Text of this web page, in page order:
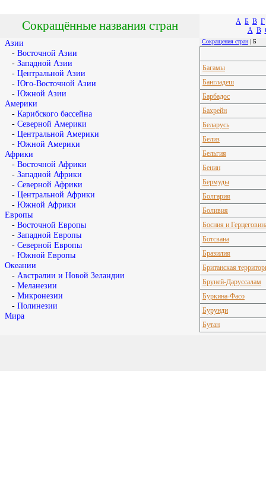
А Б В Г
A B
Сокращения стран | Б
Багамы
Бангладеш
Барбадос
Бахрейн
Беларусь
Белиз
Бельгия
Бенин
Бермуды
Болгария
Боливия
Босния и
Ботсвана
Бразилия
Британская
Бруней-Даруссалам
Буркина-Фасо
Бурунди
Бутан
Сокращённые названия стран
Азии
- Восточной Азии
- Западной Азии
- Центральной Азии
- Юго-Восточной Азии
- Южной Азии
Америки
- Карибского бассейна
- Северной Америки
- Центральной Америки
- Южной Америки
Африки
- Восточной Африки
- Западной Африки
- Северной Африки
- Центральной Африки
- Южной Африки
Европы
- Восточной Европы
- Западной Европы
- Северной Европы
- Южной Европы
Океании
- Австралии и Новой Зеландии
- Меланезии
- Микронезии
- Полинезии
Мира